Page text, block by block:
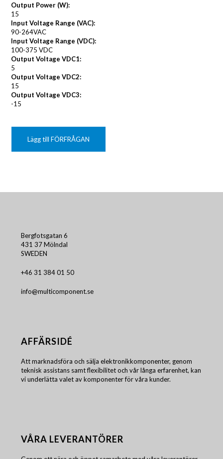
Output Power (W):
15
Input Voltage Range (VAC):
90-264VAC
Input Voltage Range (VDC):
100-375 VDC
Output Voltage VDC1:
5
Output Voltage VDC2:
15
Output Voltage VDC3:
-15
Lägg till FÖRFRÅGAN
Bergfotsgatan 6
431 37 Mölndal
SWEDEN
+46 31 384 01 50
info@multicomponent.se
AFFÄRSIDÉ
Att marknadsföra och sälja elektronikkomponenter, genom
teknisk assistans samt flexibilitet och vår långa erfarenhet, kan
vi underlätta valet av komponenter för våra kunder.
VÅRA LEVERANTÖRER